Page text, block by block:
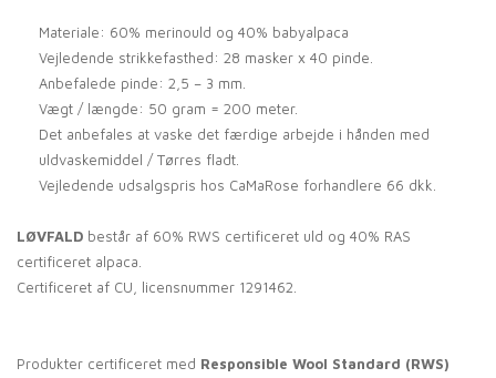
Materiale: 60% merinould og 40% babyalpaca
Vejledende strikkefasthed: 28 masker x 40 pinde.
Anbefalede pinde: 2,5 – 3 mm.
Vægt / længde: 50 gram = 200 meter.
Det anbefales at vaske det færdige arbejde i hånden med
uldvaskemiddel / Tørres fladt.
Vejledende udsalgspris hos CaMaRose forhandlere 66 dkk.
LØVFALD består af 60% RWS certificeret uld og 40% RAS
certificeret alpaca.
Certificeret af CU, licensnummer 1291462.
Produkter certificeret med Responsible Wool Standard (RWS)